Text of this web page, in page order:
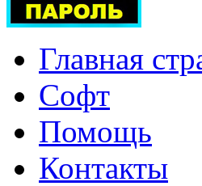
Главная
Софт
Помощь
Контакты